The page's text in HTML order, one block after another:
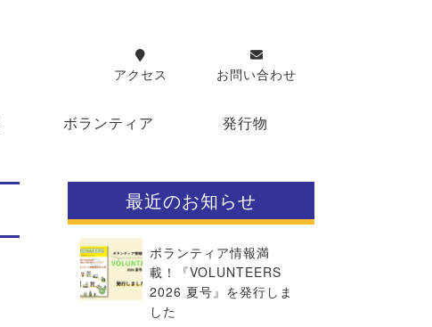
アクセス お問い合わせ
ボランティア 発行物
最近のお知らせ
ボランティア情報満
載！『VOLUNTEERS
2026 夏号』を発行しま
した